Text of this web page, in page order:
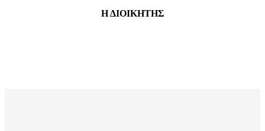
Η ΔΙΟΙΚΗΤΗΣ